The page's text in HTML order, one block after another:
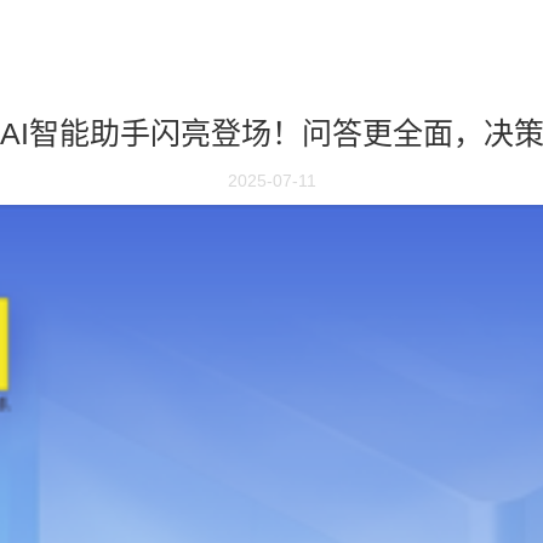
智能助手闪亮登场！问答更全面，决
2025-07-11